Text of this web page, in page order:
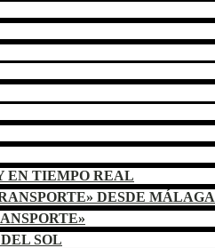
EN TIEMPO REAL
DESDE MÁLAGA
SOL